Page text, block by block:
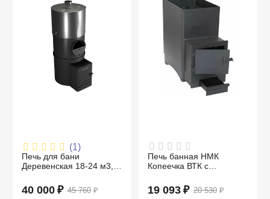
(1)
Печь для бани
Деревенская 18-24 м3,
бак 85 л
45 760 ₽
40 000 ₽
Печь банная НМК
Копеечка ВТК с
20 530 ₽
19 093 ₽